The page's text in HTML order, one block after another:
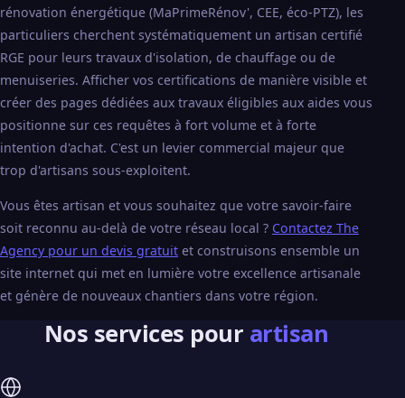
rénovation énergétique (MaPrimeRénov', CEE, éco-PTZ), les
particuliers cherchent systématiquement un artisan certifié
RGE pour leurs travaux d'isolation, de chauffage ou de
menuiseries. Afficher vos certifications de manière visible et
créer des pages dédiées aux travaux éligibles aux aides vous
positionne sur ces requêtes à fort volume et à forte
intention d'achat. C'est un levier commercial majeur que
trop d'artisans sous-exploitent.
Vous êtes artisan et vous souhaitez que votre savoir-faire
soit reconnu au-delà de votre réseau local ? Contactez The
Agency pour un devis gratuit et construisons ensemble un
site internet qui met en lumière votre excellence artisanale
et génère de nouveaux chantiers dans votre région.
Nos services pour artisan